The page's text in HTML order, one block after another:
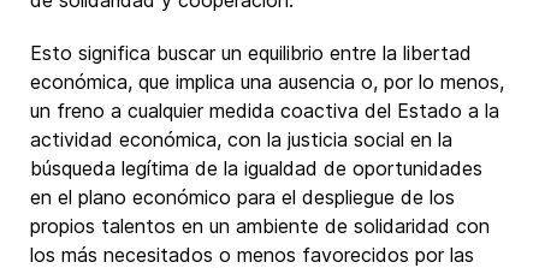
Esto significa buscar un equilibrio entre la libertad
económica, que implica una ausencia o, por lo menos,
un freno a cualquier medida coactiva del Estado a la
actividad económica, con la justicia social en la
búsqueda legítima de la igualdad de oportunidades
en el plano económico para el despliegue de los
propios talentos en un ambiente de solidaridad con
los más necesitados o menos favorecidos por las